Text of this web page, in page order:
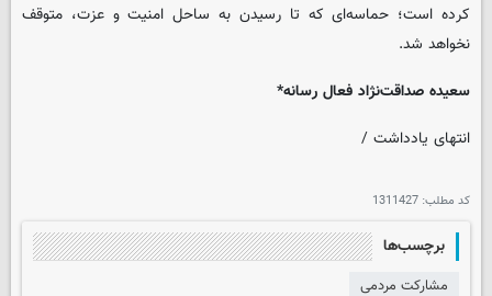
کرده است؛ حماسه‌ای که تا رسیدن به ساحل امنیت و عزت، متوقف
نخواهد شد.
سعیده صداقت‌نژاد فعال رسانه*
انتهای یادداشت /
کد مطلب: 1311427
برچسب‌ها
مشارکت مردمی